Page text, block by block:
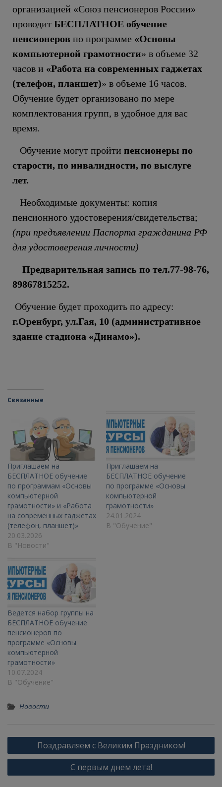
организацией «Союз пенсионеров России»
проводит БЕСПЛАТНОЕ обучение
пенсионеров по программе «Основы
компьютерной грамотности» в объеме 32
часов и «Работа на современных гаджетах
(телефон, планшет)» в объеме 16 часов.
Обучение будет организовано по мере
комплектования групп, в удобное для вас
время.
Обучение могут пройти пенсионеры по
старости, по инвалидности, по выслуге
лет.
Необходимые документы: копия
пенсионного удостоверения/свидетельства;
(при предъявлении Паспорта гражданина РФ
для удостоверения личности)
Предварительная запись по тел.77-98-76,
89867815252.
Обучение будет проходить по адресу:
г.Оренбург, ул.Гая, 10 (административное
здание стадиона «Динамо»).
Связанные
Приглашаем на
БЕСПЛАТНОЕ обучение
по программам «Основы
компьютерной
грамотности» и «Работа
на современных гаджетах
(телефон, планшет)»
20.03.2026
В "Новости"
Приглашаем на
БЕСПЛАТНОЕ обучение
по программе «Основы
компьютерной
грамотности»
24.01.2024
В "Обучение"
Ведется набор группы на
БЕСПЛАТНОЕ обучение
пенсионеров по
программе «Основы
компьютерной
грамотности»
10.07.2024
В "Обучение"
Новости
Поздравляем с Великим Праздником!
С первым днем лета!